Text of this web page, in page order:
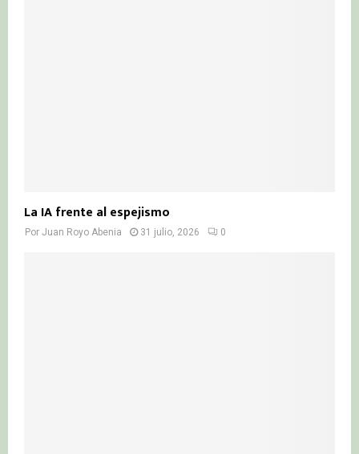
La IA frente al espejismo
Por Juan Royo Abenia 31 julio, 2026 0